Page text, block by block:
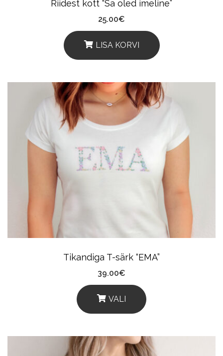
Riidest kott “Sa oled imeline”
25.00€
LISA KORVI
Tikandiga T-särk “EMA”
39.00€
VALI
This
Has